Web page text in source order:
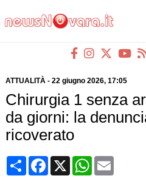
ATTUALITÀ- 22 giugno 2026, 17:05
Chirurgia 1 senza
da giorni: la
ricoverato
CondividiFacebook
X WhatsApp
Email